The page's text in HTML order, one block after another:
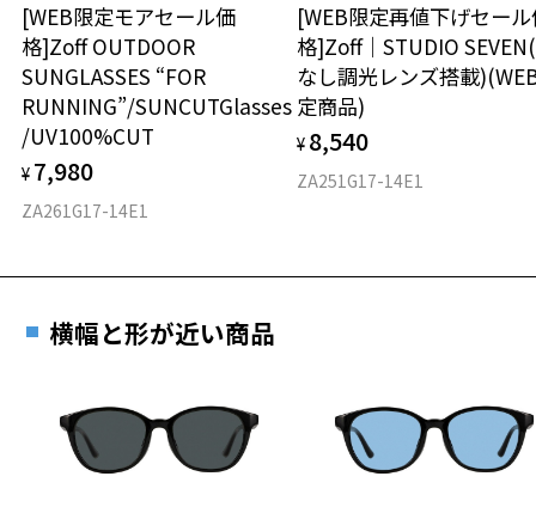
緒にしまわないようご注意下さい。
＜実店舗でサングラスまたはパッケージ商品等のレンズ交換について
＞
2024年3月1日から、店頭に商品をお持ち込みいただいて、レンズ交換
をされる場合は、レンズ代金の他に3,300円(税込)の加工賃を追加で頂
戴する場合がございます。
店頭でレンズ交換をされるお客様は、商品発送から6か月以内に、ご購
ル】のご提示が無かった場合、レンズ代金の他に加工賃として3,300
材質
フロント素材：アセテート
[WEB限定モアセール価
格]Zoff OUTDOOR
SUNGLASSES “FOR
RUNNING”/SUNCUTGlasses
/UV100%CUT
¥ 7,980
ZA261G17-14E1
[WEB限定再値下げセー
格]Zoff｜STUDIO
なし調光レンズ搭載
定商品)
¥ 8,540
ZA251G17-14E1
横幅と形が近い商品